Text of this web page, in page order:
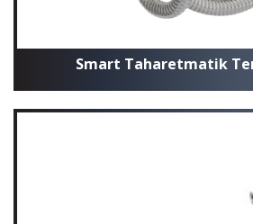
Smart Taharetmatik